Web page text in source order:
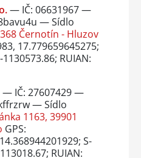
— IČ: 06631967 —
— Sídlo
Černotín - Hluzov
17.779659645275;
1130573.86; RUIAN:
— IČ: 27607429 —
— Sídlo
1163, 39901
GPS:
S-
RUIAN: